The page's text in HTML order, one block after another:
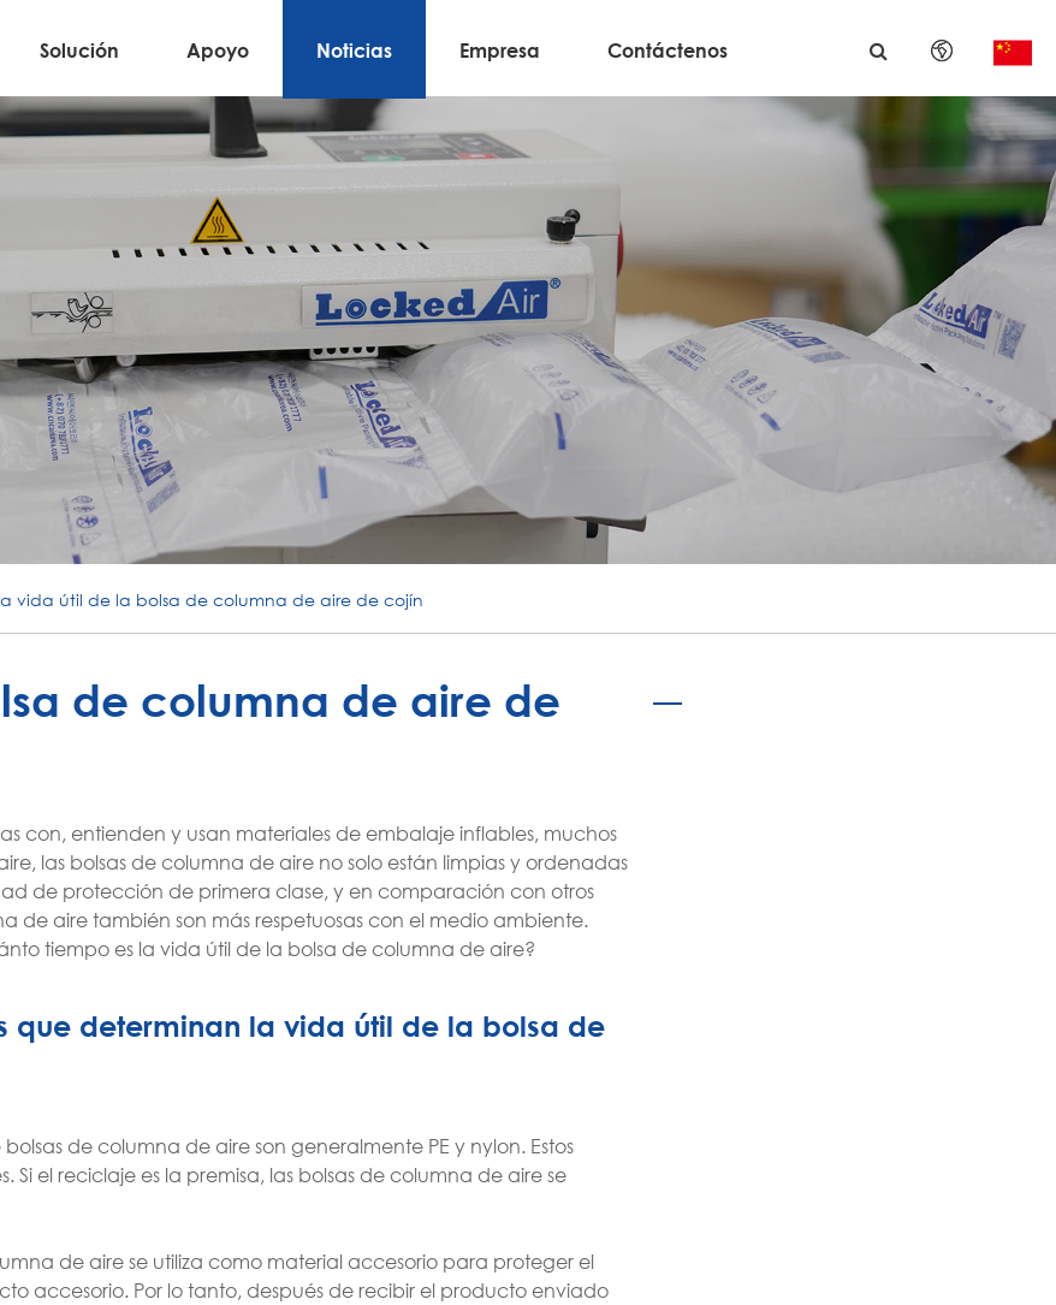
Solución Apoyo Noticias Empresa Contáctenos
English
日本語
français
Deutsch
português
vida útil de la bolsa de columna de aire de cojín
de columna de aire de
con, entienden y usan materiales de embalaje inflables, muchos
las bolsas de columna de aire no solo están limpias y ordenadas
de protección de primera clase, y en comparación con otros
de aire también son más respetuosas con el medio ambiente.
tiempo es la vida útil de la bolsa de columna de aire?
que determinan la vida útil de la bolsa de
de columna de aire son generalmente PE y nylon. Estos
el reciclaje es la premisa, las bolsas de columna de aire se
de aire se utiliza como material accesorio para proteger el
accesorio. Por lo tanto, después de recibir el producto enviado